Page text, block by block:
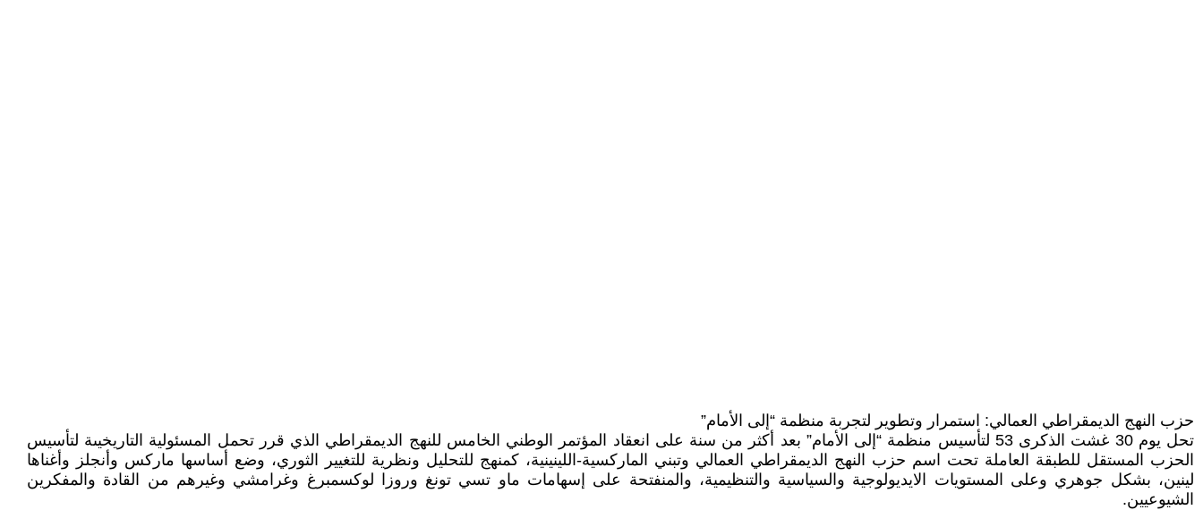
حزب النهج الديمقراطي العمالي: استمرار وتطوير لتجربة منظمة “إلى الأمام”
تحل يوم 30 غشت الذكرى 53 لتأسيس منظمة “إلى الأمام” بعد أكثر من سنة على انعقاد المؤتمر الوطني الخامس للنهج الديمقراطي الذي قرر تحمل المسئولية التاريخيىة لتأسيس
الحزب المستقل للطبقة العاملة تحت اسم حزب النهج الديمقراطي العمالي وتبني الماركسية-اللينينية، كمنهج للتحليل ونظرية للتغيير الثوري، وضع أساسها ماركس وأنجلز وأغناها
لينين، بشكل جوهري وعلى المستويات الايديولوجية والسياسية والتنظيمية، والمنفتحة على إسهامات ماو تسي تونغ وروزا لوكسمبرغ وغرامشي وغيرهم من القادة والمفكرين
الشيوعيين.